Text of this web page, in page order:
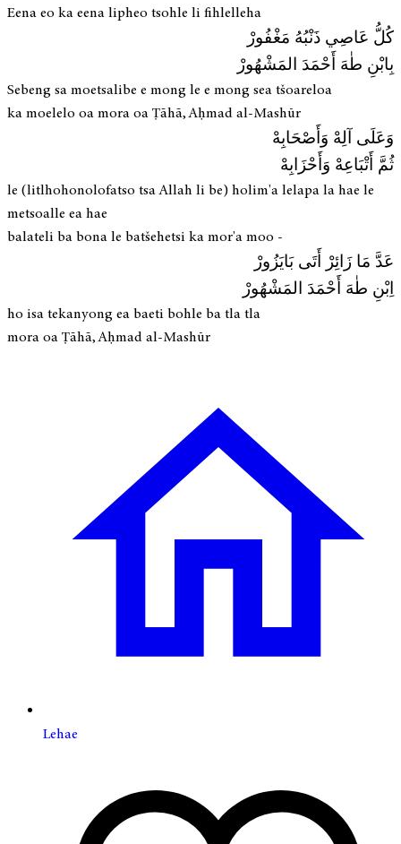
Eena eo ka eena lipheo tsohle li fihlelleha
كُلُّ عَاصِي ذَنْبُهُ مَغْفُورْ
بِابْنِ طٰهَ أَحْمَدَ المَشْهُورْ
Sebeng sa moetsalibe e mong le e mong sea tšoareloa
ka moelelo oa mora oa Ṭāhā, Aḥmad al-Mashūr
وَعَلَى آلِهْ وَأَصْحَابِهْ
ثُمَّ أَتْبَاعِهْ وَأَحْزَابِهْ
le (litlhohonolofatso tsa Allah li be) holim'a lelapa la hae le
metsoalle ea hae
balateli ba bona le batšehetsi ka mor'a moo -
عَدَّ مَا زَائِرْ أَتَى بَايَزُورْ
اِبْنِ طٰهَ أَحْمَدَ المَشْهُورْ
ho isa tekanyong ea baeti bohle ba tla tla
mora oa Ṭāhā, Aḥmad al-Mashūr
Lehae